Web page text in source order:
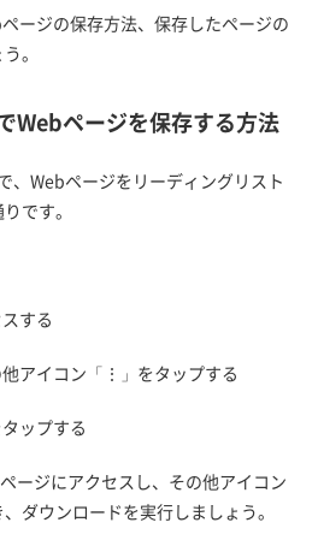
ージの保存方法、保存したページの
。
ページを保存する方法
Webページをリーディングリスト
です。
する
アイコン「⋮」をタップする
ップする
ージにアクセスし、その他アイコン
ダウンロードを実行しましょう。